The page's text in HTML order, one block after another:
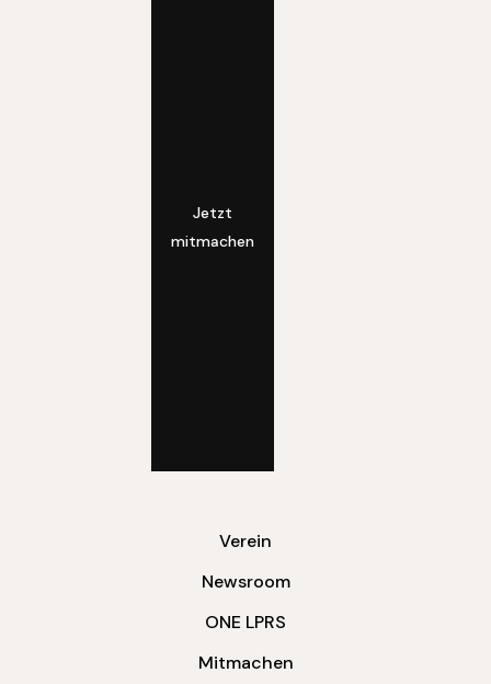
Jetzt
mitmachen
Verein
Newsroom
ONE LPRS
Mitmachen